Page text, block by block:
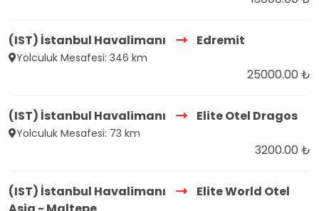
(IST) İstanbul Havalimanı Edremit
Yolculuk Mesafesi: 346 km
25000.00 ₺
(IST) İstanbul Havalimanı Elite Otel Dragos
Yolculuk Mesafesi: 73 km
3200.00 ₺
(IST) İstanbul Havalimanı
Elite World Otel